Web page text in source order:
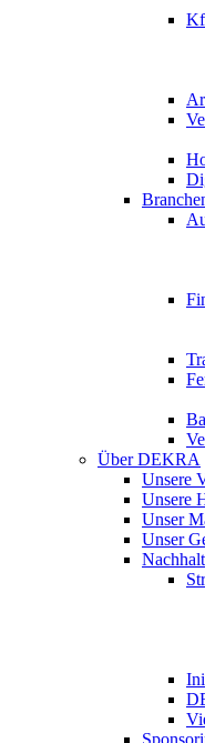
Über DEKRA
Unsere
Unsere
Unser
Unser